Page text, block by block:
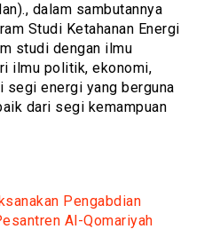
dalam sambutannya
Studi Ketahanan Energi
studi dengan ilmu
ilmu politik, ekonomi,
segi energi yang berguna
dari segi kemampuan
Pengabdian
Al-Qomariyah